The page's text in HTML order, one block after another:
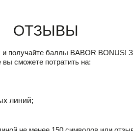
Отзывы
и получайте баллы BABOR BONUS!
сможете потратить на:
линий;